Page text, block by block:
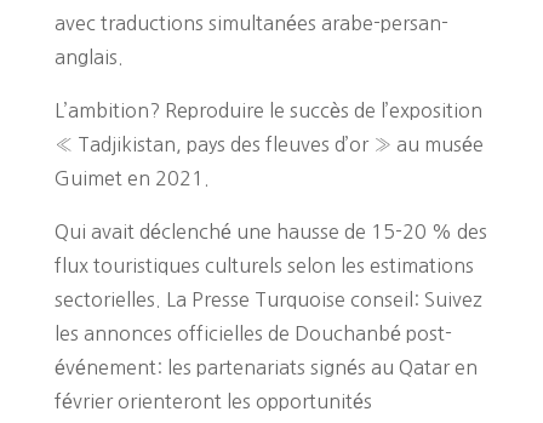
avec traductions simultanées arabe-persan-
anglais.
L’ambition? Reproduire le succès de l’exposition
« Tadjikistan, pays des fleuves d’or » au musée
Guimet en 2021.
Qui avait déclenché une hausse de 15-20 % des
flux touristiques culturels selon les estimations
sectorielles. La Presse Turquoise conseil: Suivez
les annonces officielles de Douchanbé post-
événement: les partenariats signés au Qatar en
février orienteront les opportunités